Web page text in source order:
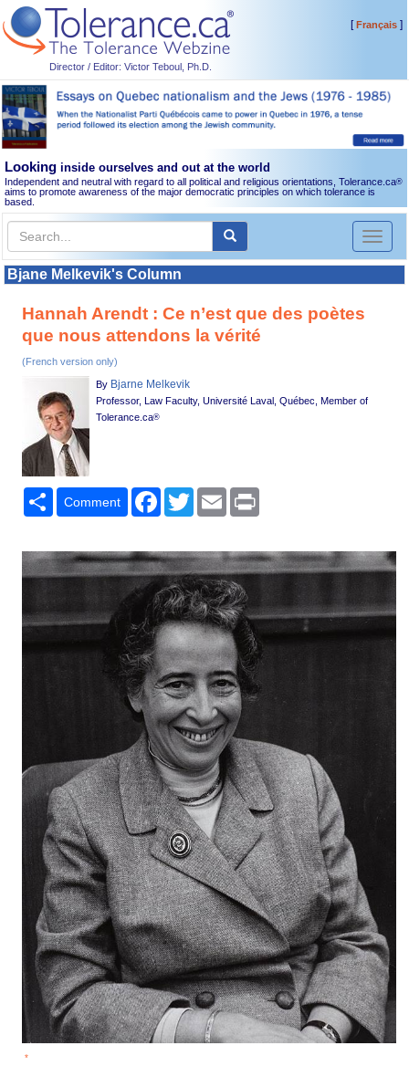
Director / Editor: Victor Teboul, Ph.D.
[Français]
Looking inside ourselves and out at the world
Independent and neutral with regard to all political and religious orientations, Tolerance.ca®
aims to promote awareness of the major democratic principles on which tolerance is
based.
Toggle
Bjane Melkevik's Column
Hannah Arendt : Ce n’est que des poètes
que nous attendons la vérité
(French version only)
By Bjarne Melkevik
Professor, Law Faculty, Université Laval, Québec, Member of
Tolerance.ca®
Share
Comment Facebook
TwitterEmail
*